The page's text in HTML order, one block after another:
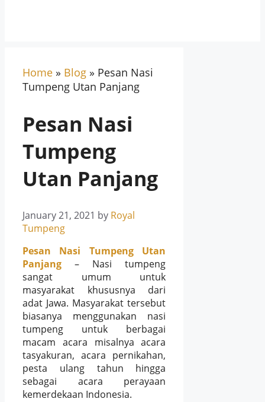
Home » Blog » Pesan Nasi
Tumpeng Utan Panjang
Pesan Nasi
Tumpeng
Utan Panjang
January 21, 2021 by Royal
Tumpeng
Pesan Nasi Tumpeng Utan
Panjang – Nasi tumpeng
sangat umum untuk
masyarakat khususnya dari
adat Jawa. Masyarakat tersebut
biasanya menggunakan nasi
tumpeng untuk berbagai
macam acara misalnya acara
tasyakuran, acara pernikahan,
pesta ulang tahun hingga
sebagai acara perayaan
kemerdekaan Indonesia.